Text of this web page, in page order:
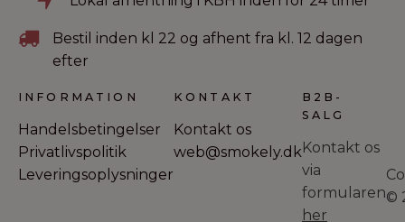
Bestil inden kl 22 og afhent fra kl. 12 dagen
efter
INFORMATION
Handelsbetingelser
Privatlivspolitik
Leveringsoplysninger
KONTAKT
Kontakt os
web@smokely.dk
B2B-
SALG
Kontakt os
via
formularen
her
©